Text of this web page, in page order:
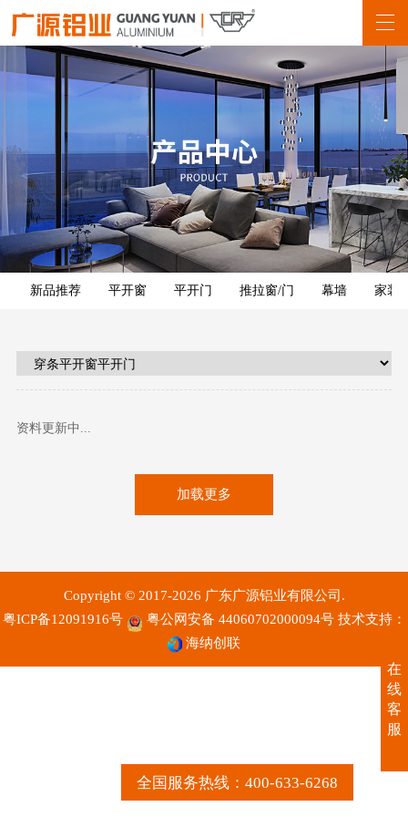
全国服务热线：400-633-6268
新品推荐 平开窗 平开门 推拉窗/门 幕墙 家装
资料更新中...
加载更多
Copyright © 2017-2026 广东广源铝业有限公司.
粤ICP备12091916号
粤公网安备 44060702000094号 技术支持：
海纳创联
在
线
客
服